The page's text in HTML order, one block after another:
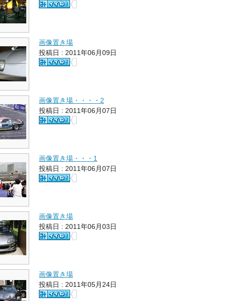
画像置き場
投稿日 : 2011年06月09日
画像置き場・・・・2
投稿日 : 2011年06月07日
画像置き場・・・1
投稿日 : 2011年06月07日
画像置き場
投稿日 : 2011年06月03日
画像置き場
投稿日 : 2011年05月24日